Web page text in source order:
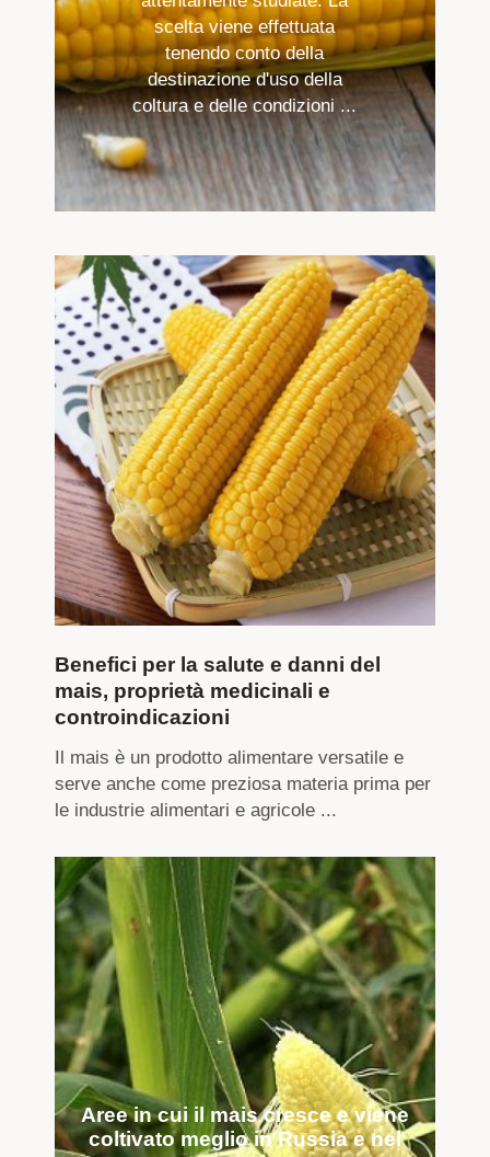
scelta viene effettuata
tenendo conto della
destinazione d'uso della
coltura e delle condizioni ...
Benefici per la salute e danni del
mais, proprietà medicinali e
controindicazioni
Il mais è un prodotto alimentare versatile e
serve anche come preziosa materia prima per
le industrie alimentari e agricole ...
Aree in cui il mais cresce e viene
coltivato meglio in Russia e nel